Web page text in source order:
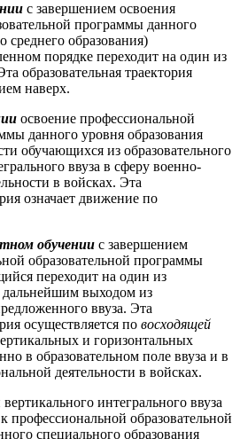
с завершением освоения
программы данного
среднего образования)
порядке переходит на один из
образовательная траектория
наверх.
освоение профессиональной
данного уровня образования
обучающихся из образовательного
ввуза в сферу военно-
в войсках. Эта
означает движение по
обучении с завершением
образовательной программы
переходит на один из
выходом из
ввуза. Эта
осуществляется по восходящей
и горизонтальных
в образовательном поле ввуза и в
деятельности в войсках.
интегрального ввуза
образовательной
специального образования